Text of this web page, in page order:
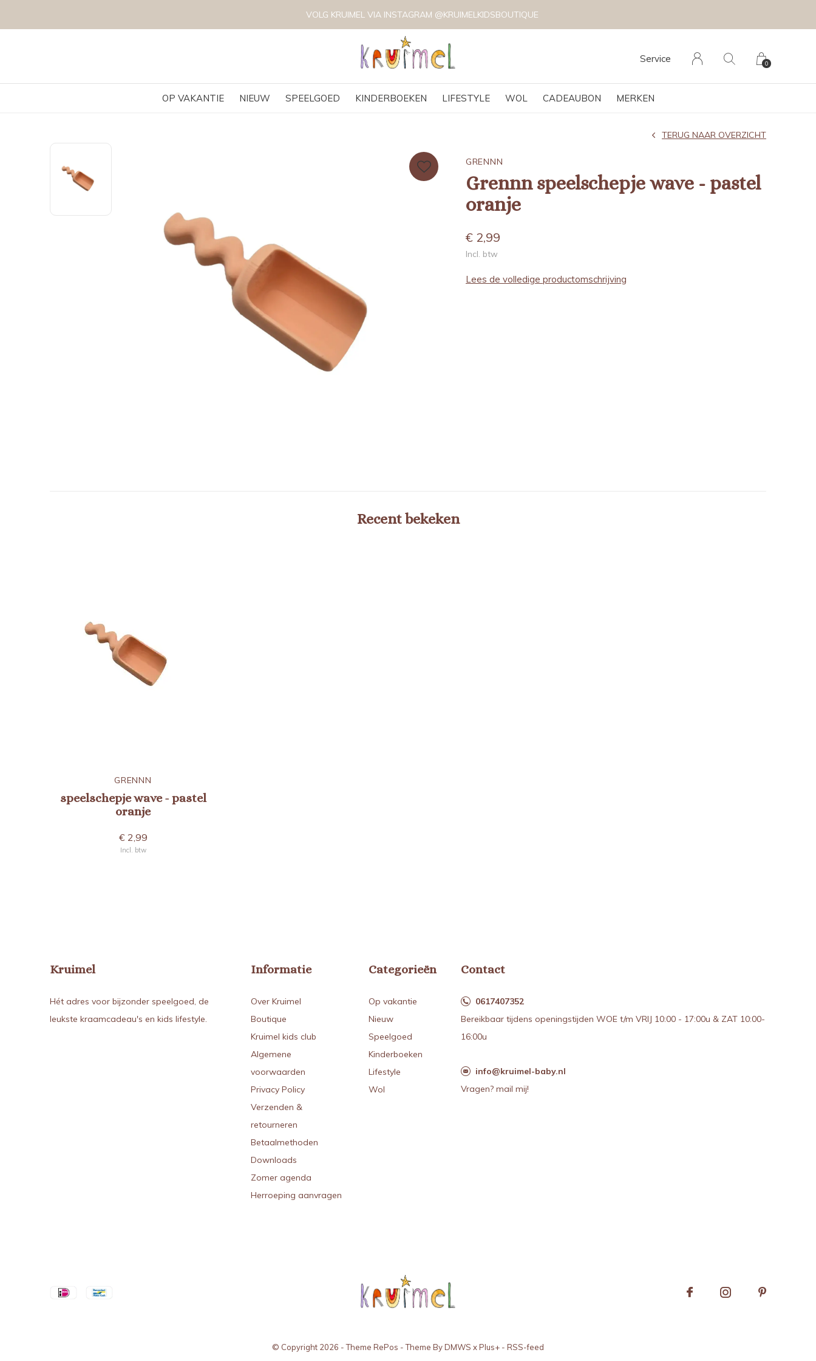
OP VAKANTIE NIEUW SPEELGOED KINDERBOEKEN LIFESTYLE WOL CADEAUBON MERKEN
Service 0
VOLG KRUIMEL VIA INSTAGRAM @KRUIMELKIDSBOUTIQUE
GRENNN
Grennn speelschepje wave - pastel
oranje
TERUG NAAR OVERZICHT
€ 2,99
Incl. btw
Lees de volledige productomschrijving
Recent bekeken
GRENNN
speelschepje wave - pastel
oranje
€ 2,99
Incl. btw
Kruimel
Hét adres voor bijzonder speelgoed, de
leukste kraamcadeau's en kids lifestyle.
Informatie
Over Kruimel
Boutique
Kruimel kids club
Algemene
voorwaarden
Privacy Policy
Verzenden &
retourneren
Betaalmethoden
Downloads
Zomer agenda
Herroeping aanvragen
Categorieën
Op vakantie
Nieuw
Speelgoed
Kinderboeken
Lifestyle
Wol
Contact
0617407352
Bereikbaar tijdens openingstijden WOE t/m VRIJ 10:00 - 17:00u & ZAT 10:00-
16:00u
info@kruimel-baby.nl
Vragen? mail mij!
© Copyright 2026 - Theme RePos - Theme ByDMWS xPlus+ - RSS-feed